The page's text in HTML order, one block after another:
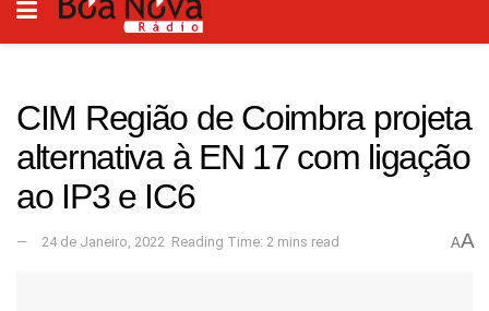
CIM Região de Coimbra projeta
alternativa à EN 17 com ligação
ao IP3 e IC6
24 de Janeiro, 2022 Reading Time: 2 mins read AA